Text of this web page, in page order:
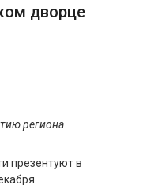
дворце
региона